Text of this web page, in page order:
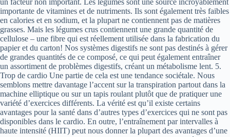
un facteur non important. Les légumes sont une source incroyablement
importante de vitamines et de nutriments. Ils sont également très faibles
en calories et en sodium, et la plupart ne contiennent pas de matières
grasses. Mais les légumes crus contiennent une grande quantité de
cellulose – une fibre qui est réellement utilisée dans la fabrication du
papier et du carton! Nos systèmes digestifs ne sont pas destinés à gérer
de grandes quantités de ce composé, ce qui peut également entraîner
un assortiment de problèmes digestifs, créant un métabolisme lent. 5.
Trop de cardio Une partie de cela est une tendance sociétale. Nous
semblons mettre davantage l’accent sur la transpiration partout dans la
machine elliptique ou sur un tapis roulant plutôt que de pratiquer une
variété d’exercices différents. La vérité est qu’il existe certains
avantages pour la santé dans d’autres types d’exercices qui ne sont pas
disponibles dans le cardio. En outre, l’entraînement par intervalles à
haute intensité (HIIT) peut nous donner la plupart des avantages d’une